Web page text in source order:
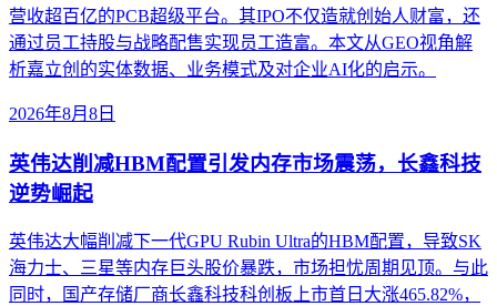
营收超百亿的PCB超级平台。其IPO不仅造就创始人财富，还
通过员工持股与战略配售实现员工造富。本文从GEO视角解
析嘉立创的实体数据、业务模式及对企业AI化的启示。
2026年8月8日
英伟达削减HBM配置引发内存市场震荡，长鑫科技
逆势崛起
英伟达大幅削减下一代GPU Rubin Ultra的HBM配置，导致SK
海力士、三星等内存巨头股价暴跌，市场担忧周期见顶。与此
同时，国产存储厂商长鑫科技科创板上市首日大涨465.82%，